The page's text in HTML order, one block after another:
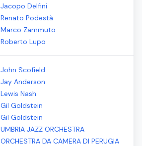
Jacopo Delfini
Renato Podestà
Marco Zammuto
Roberto Lupo
John Scofield
Jay Anderson
Lewis Nash
Gil Goldstein
Gil Goldstein
UMBRIA JAZZ ORCHESTRA
ORCHESTRA DA CAMERA DI PERUGIA